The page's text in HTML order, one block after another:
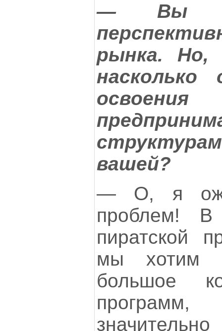
— Вы
рынка. Но,
вашей?
— О, я
проблем! В
пиратской
мы хотим
большое